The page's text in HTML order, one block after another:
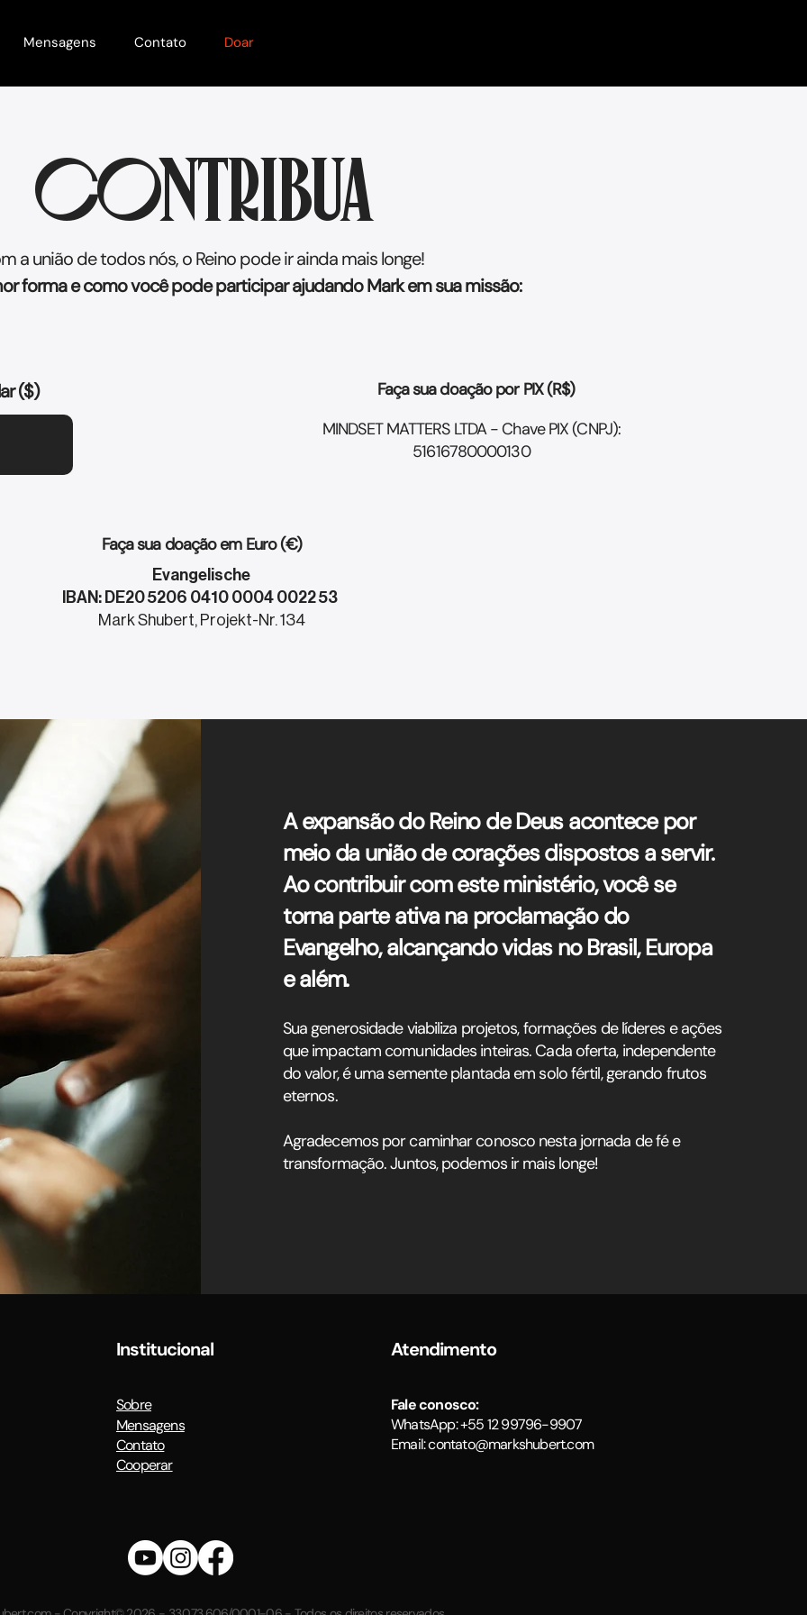
Mensagens Contato Doar
CONTRIBUA
a união de todos nós, o Reino pode ir ainda mais longe!
forma e como você pode participar ajudando Mark em sua missão:
($)
Faça sua doação por PIX (R$)
MINDSET MATTERS LTDA - Chave PIX (CNPJ):
51616780000130
Faça sua doação em Euro (€)
Evangelische
IBAN: DE20 5206 0410 0004 0022 53
Mark Shubert, Projekt-Nr. 134
A expansão do Reino de Deus acontece por
meio da união de corações dispostos a servir.
Ao contribuir com este ministério, você se
torna parte ativa na proclamação do
Evangelho, alcançando vidas no Brasil, Europa
e além.
Sua generosidade viabiliza projetos, formações de líderes e ações
que impactam comunidades inteiras. Cada oferta, independente
do valor, é uma semente plantada em solo fértil, gerando frutos
eternos.
Agradecemos por caminhar conosco nesta jornada de fé e
transformação. Juntos, podemos ir mais longe!
Institucional
Sobre
Mensagens
Contato
Cooperar
Atendimento
Fale conosco:
WhatsApp: +55 12 99796-9907
Email:contato@markshubert.com